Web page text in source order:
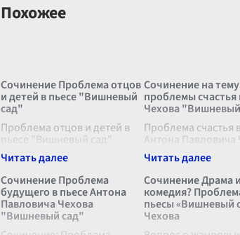
Похожее
Сочинение Проблема отцов
и детей в пьесе "Вишневый
сад"
Проблема отцов и детей в
пьесе "Вишневый сад"
Антона Павловича Чехова
является одной из
центральных тем,
пронизывающих все
произведение.
Рассмотрение
взаимоотношений
Сочинение на
проблемы счастья
Чехова
Проблема счастья
Антона Павловича
"Вишневый сад"
ключевой темой,
пронизывающей
и
внутренний мир
персонажей. Чехов
прямого
Сочинение Проблема
будущего в пьесе Антона
Павловича Чехова
"Вишневый сад"
Сочинение Драма
комедия?
пьесы «Вишневый
Чехова